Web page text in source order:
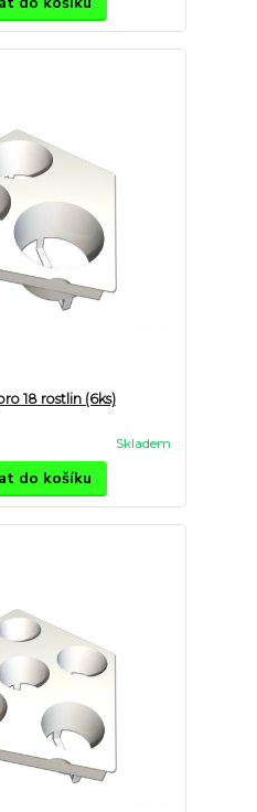
18 rostlin (6ks)
Skladem
do košíku